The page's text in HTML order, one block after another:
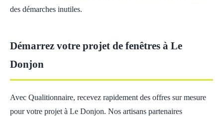
des démarches inutiles.
Démarrez votre projet de fenêtres à Le
Donjon
Avec Qualitionnaire, recevez rapidement des offres sur mesure
pour votre projet à Le Donjon. Nos artisans partenaires